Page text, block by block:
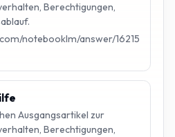
Berechtigungen,
notebooklm/answer/16215
Ausgangsartikel zur
Berechtigungen,